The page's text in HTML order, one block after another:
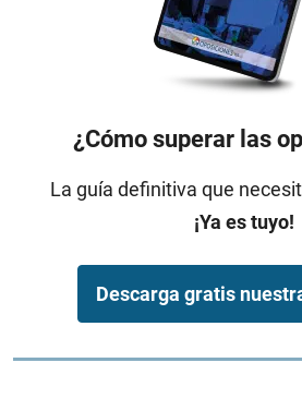
¿Cómo superar las
La guía definitiva que
¡Ya es tuyo!
Descarga gratis